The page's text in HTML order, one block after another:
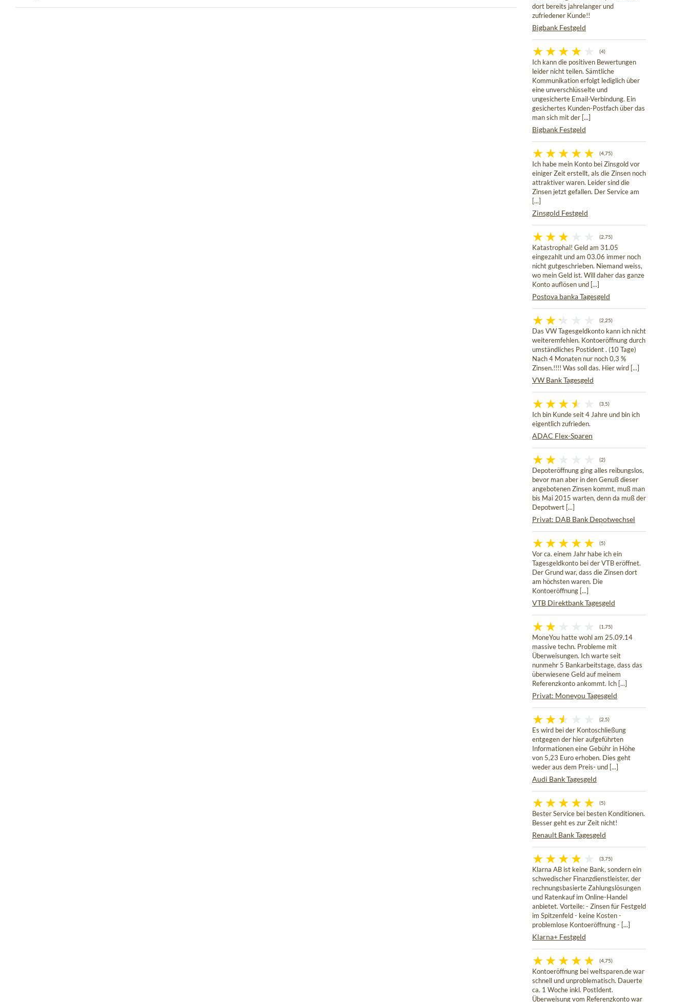
dort bereits jahrelanger und
zufriedener Kunde!!
Bigbank Festgeld
(4)
Ich kann die positiven Bewertungen
leider nicht teilen. Sämtliche
Kommunikation erfolgt lediglich über
eine unverschlüsselte und
ungesicherte Email-Verbindung. Ein
gesichertes Kunden-Postfach über das
man sich mit der [...]
Bigbank Festgeld
(4,75)
Ich habe mein Konto bei Zinsgold vor
einiger Zeit erstellt, als die Zinsen noch
attraktiver waren. Leider sind die
Zinsen jetzt gefallen. Der Service am
[...]
Zinsgold Festgeld
(2,75)
Katastrophal! Geld am 31.05
eingezahlt und am 03.06 immer noch
nicht gutgeschrieben. Niemand weiss,
wo mein Geld ist. Will daher das ganze
Konto auflösen und [...]
Postova banka Tagesgeld
(2,25)
Das VW Tagesgeldkonto kann ich nicht
weiteremfehlen. Kontoeröffnung durch
umständliches Postident . (10 Tage)
Nach 4 Monaten nur noch 0,3 %
Zinsen.!!!! Was soll das. Hier wird [...]
VW Bank Tagesgeld
(3,5)
Ich bin Kunde seit 4 Jahre und bin ich
eigentlich zufrieden.
ADAC Flex-Sparen
(2)
Depoteröffnung ging alles reibungslos,
bevor man aber in den Genuß dieser
angebotenen Zinsen kommt, muß man
bis Mai 2015 warten, denn da muß der
Depotwert [...]
Privat: DAB Bank Depotwechsel
(5)
Vor ca. einem Jahr habe ich ein
Tagesgeldkonto bei der VTB eröffnet.
Der Grund war, dass die Zinsen dort
am höchsten waren. Die
Kontoeröffnung [...]
VTB Direktbank Tagesgeld
(1,75)
MoneYou hatte wohl am 25.09.14
massive techn. Probleme mit
Überweisungen. Ich warte seit
nunmehr 5 Bankarbeitstage, dass das
überwiesene Geld auf meinem
Referenzkonto ankommt. Ich [...]
Privat: Moneyou Tagesgeld
(2,5)
Es wird bei der Kontoschließung
entgegen der hier aufgeführten
Informationen eine Gebühr in Höhe
von 5,23 Euro erhoben. Dies geht
weder aus dem Preis- und [...]
Audi Bank Tagesgeld
(5)
Bester Service bei besten Konditionen.
Besser geht es zur Zeit nicht!
Renault Bank Tagesgeld
(3,75)
Klarna AB ist keine Bank, sondern ein
schwedischer Finanzdienstleister, der
rechnungsbasierte Zahlungslösungen
und Ratenkauf im Online-Handel
anbietet. Vorteile: - Zinsen für Festgeld
im Spitzenfeld - keine Kosten -
problemlose Kontoeröffnung - [...]
Klarna+ Festgeld
(4,75)
Kontoeröffnung bei weltsparen.de war
schnell und unproblematisch. Dauerte
ca. 1 Woche inkl. PostIdent.
Überweisung vom Referenzkonto war